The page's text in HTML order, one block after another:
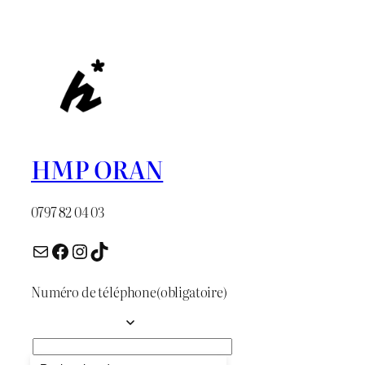
HMP ORAN
0797 82 04 03
E-mail Facebook InstagramTikTok
Numéro de téléphone(obligatoire)